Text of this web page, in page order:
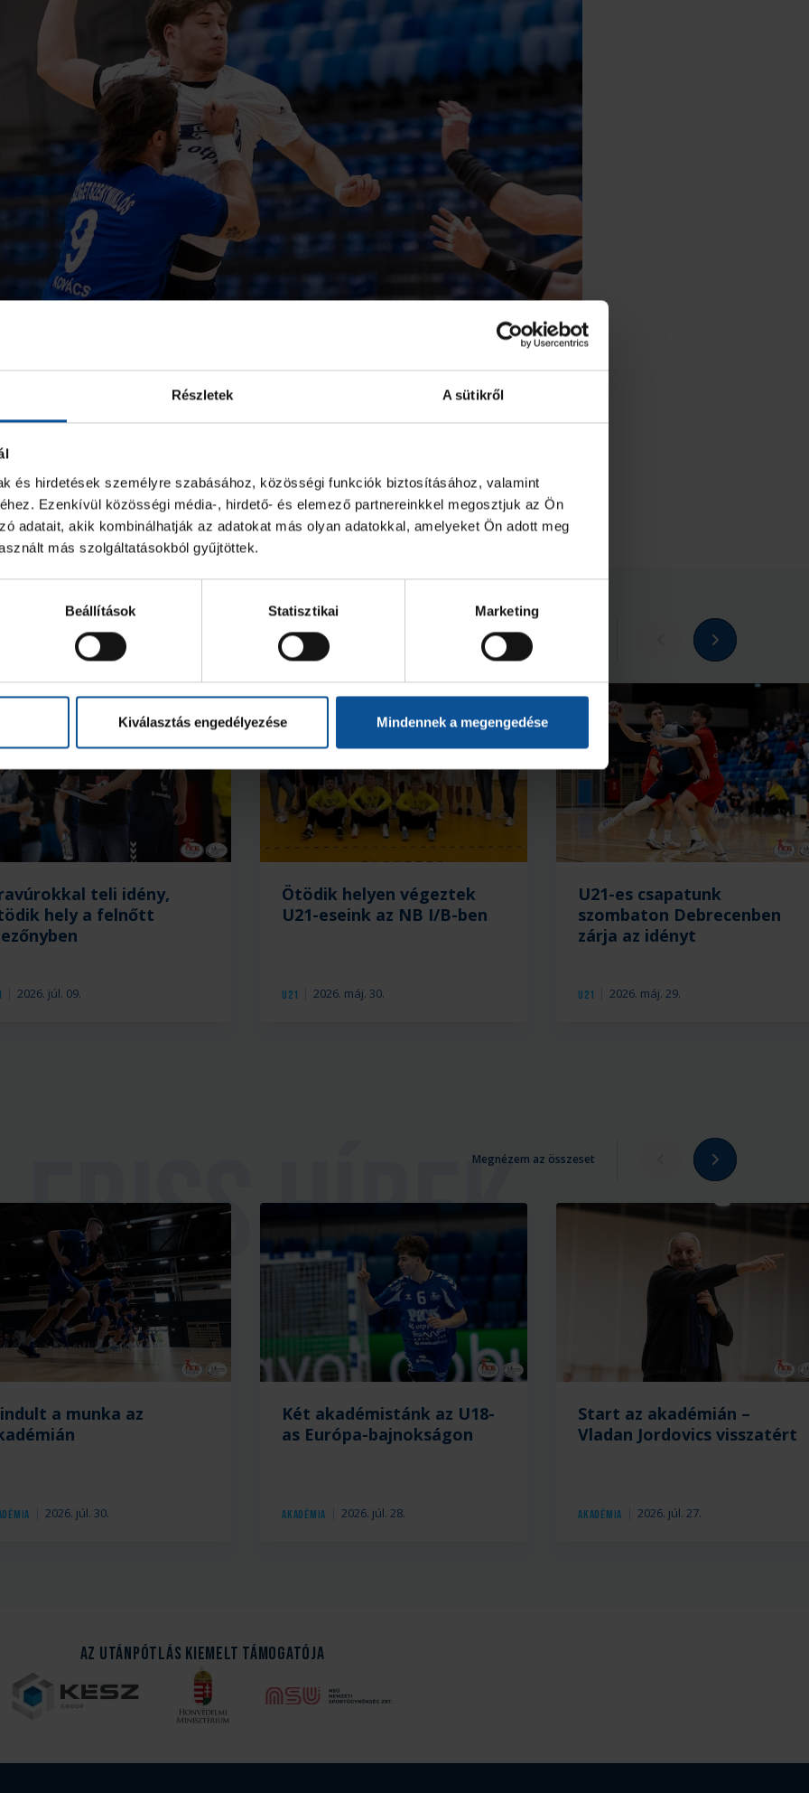
Részletek A sütikről
és hirdetések személyre szabásához, közösségi funkciók biztosításához, valamint
Ezenkívül közösségi média-, hirdető- és elemező partnereinkkel megosztjuk az Ön
adatait, akik kombinálhatják az adatokat más olyan adatokkal, amelyeket Ön adott meg
más szolgáltatásokból gyűjtöttek.
Beállítások Statisztikai Marketing
Kiválasztás engedélyezése Mindennek a megengedése
belelendültek a csapatok, majd a vendégek lépésről lépésre kezdték érvényesíteni
nem sikerült.
állással fordultunk, innentől már az ellenfél akarata érvényesült, sorra dobták a
utolsó előtti másodpercben állítva be: 17-25.
9-én (vasárnap) lépnek Pályára a Rákosmente vendégeként.
Megnézem az összeset
2026. júl. 09.
teli idény,
hely a felnőtt
U21 2026. máj. 30.
Ötödik helyen végeztek
U21-eseink az NB I/B-ben
U21 2026. máj. 29.
U21-es csapatunk
szombaton Debrecenben
zárja az idényt
Megnézem az összeset
2026. júl. 30.
a munka az
Akadémia 2026. júl. 28.
Két akadémistánk az U18-
as Európa-bajnokságon
Akadémia 2026. júl. 27.
Start az akadémián –
Vladan Jordovics visszatért
Az Utánpótlás kiemelt támogatója